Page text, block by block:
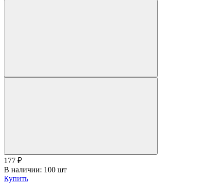
177 ₽
В наличии: 100 шт
Купить